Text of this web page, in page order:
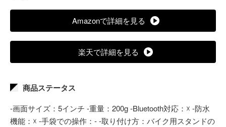
Amazonで詳細を見る
楽天で詳細を見る
商品ステータス
-画面サイズ：5インチ -重量：200g -Bluetooth対応：☓ -防水
機能：☓ -手袋での操作：- -取り付け方：バイク用スタンドの